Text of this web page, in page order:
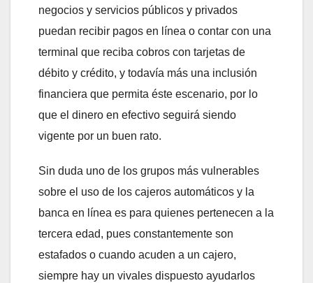
negocios y servicios públicos y privados
puedan recibir pagos en línea o contar con una
terminal que reciba cobros con tarjetas de
débito y crédito, y todavía más una inclusión
financiera que permita éste escenario, por lo
que el dinero en efectivo seguirá siendo
vigente por un buen rato.
Sin duda uno de los grupos más vulnerables
sobre el uso de los cajeros automáticos y la
banca en línea es para quienes pertenecen a la
tercera edad, pues constantemente son
estafados o cuando acuden a un cajero,
siempre hay un vivales dispuesto ayudarlos